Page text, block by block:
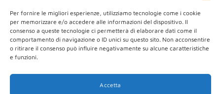
Per fornire le migliori esperienze, utilizziamo tecnologie come i cookie
per memorizzare e/o accedere alle informazioni del dispositivo. Il
consenso a queste tecnologie ci permetterà di elaborare dati come il
comportamento di navigazione o ID unici su questo sito. Non acconsentire
o ritirare il consenso può influire negativamente su alcune caratteristiche
e funzioni.
Accetta
Cookie policy|Privacy policy
P.iva 01409890207 | Reg.Imp. MN
01409890207 | Cap.soc. € 20.800,00 i.v.